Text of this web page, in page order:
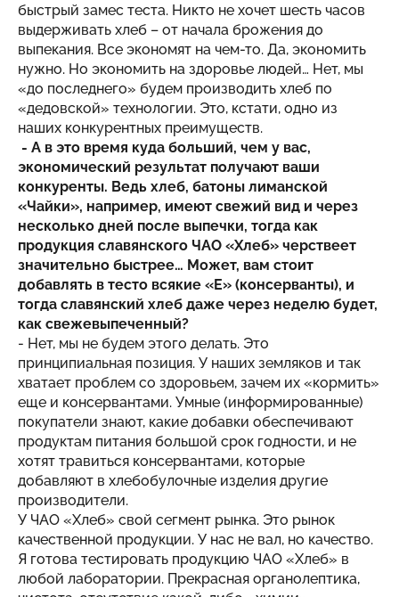
быстрый замес теста. Никто не хочет шесть часов
выдерживать хлеб – от начала брожения до
выпекания. Все экономят на чем-то. Да, экономить
нужно. Но экономить на здоровье людей… Нет, мы
«до последнего» будем производить хлеб по
«дедовской» технологии. Это, кстати, одно из
наших конкурентных преимуществ.
- А в это время куда больший, чем у вас,
экономический результат получают ваши
конкуренты. Ведь хлеб, батоны лиманской
«Чайки», например, имеют свежий вид и через
несколько дней после выпечки, тогда как
продукция славянского ЧАО «Хлеб» черствеет
значительно быстрее… Может, вам стоит
добавлять в тесто всякие «Е» (консерванты), и
тогда славянский хлеб даже через неделю будет,
как свежевыпеченный?
- Нет, мы не будем этого делать. Это
принципиальная позиция. У наших земляков и так
хватает проблем со здоровьем, зачем их «кормить»
еще и консервантами. Умные (информированные)
покупатели знают, какие добавки обеспечивают
продуктам питания большой срок годности, и не
хотят травиться консервантами, которые
добавляют в хлебобулочные изделия другие
производители.
У ЧАО «Хлеб» свой сегмент рынка. Это рынок
качественной продукции. У нас не вал, но качество.
Я готова тестировать продукцию ЧАО «Хлеб» в
любой лаборатории. Прекрасная органолептика,